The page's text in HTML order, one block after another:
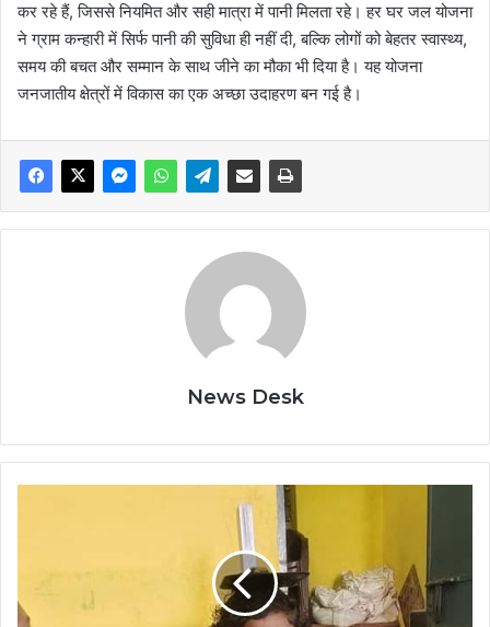
कर रहे हैं, जिससे नियमित और सही मात्रा में पानी मिलता रहे। हर घर जल योजना
ने ग्राम कन्हारी में सिर्फ पानी की सुविधा ही नहीं दी, बल्कि लोगों को बेहतर स्वास्थ्य,
समय की बचत और सम्मान के साथ जीने का मौका भी दिया है। यह योजना
जनजातीय क्षेत्रों में विकास का एक अच्छा उदाहरण बन गई है।
News Desk
16